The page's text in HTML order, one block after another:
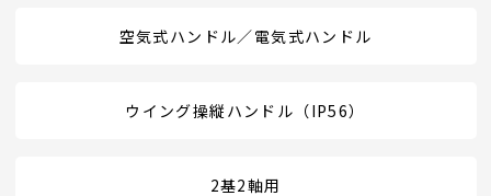
空気式ハンドル／電気式ハンドル
ウイング操縦ハンドル（IP56）
2基2軸用